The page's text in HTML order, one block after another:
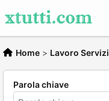
Home > Lavoro Servizi
Parola chiave